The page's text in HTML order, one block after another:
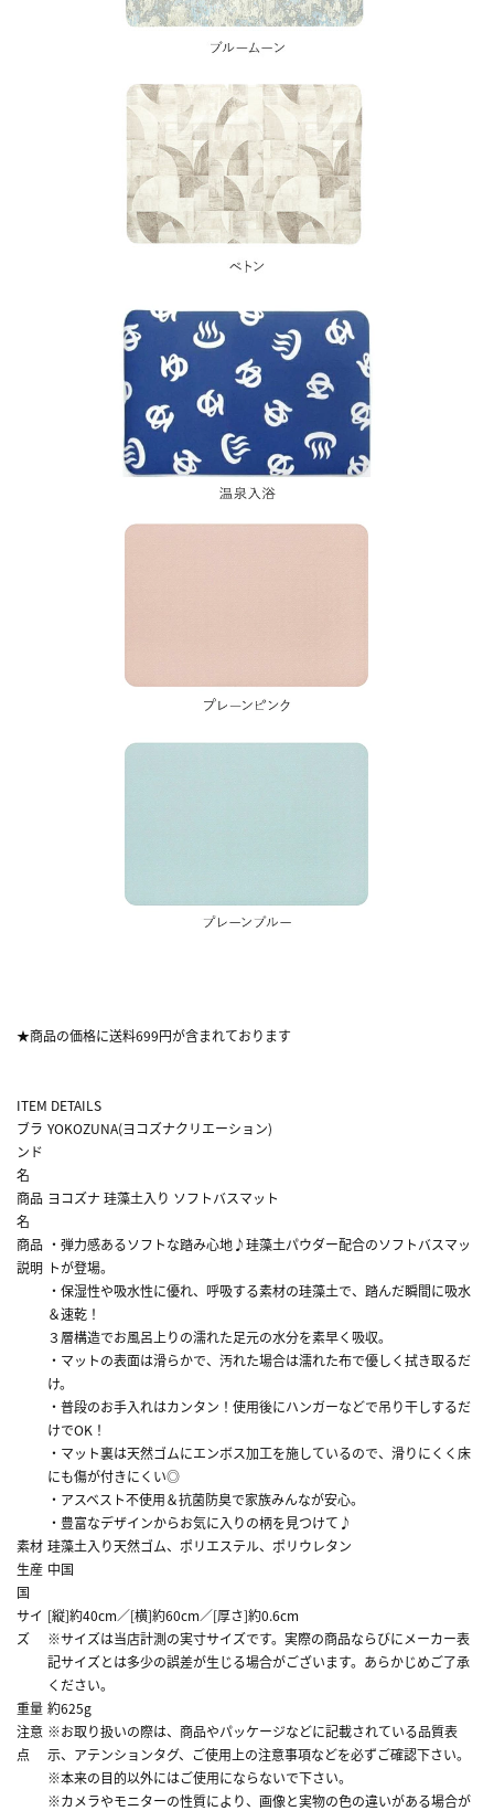
★商品の価格に送料699円が含まれております
ITEM DETAILS
ブラ
ンド
名
YOKOZUNA(ヨコズナクリエーション)
商品
名
ヨコズナ 珪藻土入り ソフトバスマット
商品
説明
・弾力感あるソフトな踏み心地♪珪藻土パウダー配合のソフトバスマッ
トが登場。
・保湿性や吸水性に優れ、呼吸する素材の珪藻土で、踏んだ瞬間に吸水
＆速乾！
３層構造でお風呂上りの濡れた足元の水分を素早く吸収。
・マットの表面は滑らかで、汚れた場合は濡れた布で優しく拭き取るだ
け。
・普段のお手入れはカンタン！使用後にハンガーなどで吊り干しするだ
けでOK！
・マット裏は天然ゴムにエンボス加工を施しているので、滑りにくく床
にも傷が付きにくい◎
・アスベスト不使用＆抗菌防臭で家族みんなが安心。
・豊富なデザインからお気に入りの柄を見つけて♪
素材 珪藻土入り天然ゴム、ポリエステル、ポリウレタン
生産
国
中国
サイ
ズ
[縦]約40cm／[横]約60cm／[厚さ]約0.6cm
※サイズは当店計測の実寸サイズです。実際の商品ならびにメーカー表
記サイズとは多少の誤差が生じる場合がございます。あらかじめご了承
ください。
重量 約625g
注意
点
※お取り扱いの際は、商品やパッケージなどに記載されている品質表
示、アテンションタグ、ご使用上の注意事項などを必ずご確認下さい。
※本来の目的以外にはご使用にならないで下さい。
※カメラやモニターの性質により、画像と実物の色の違いがある場合が